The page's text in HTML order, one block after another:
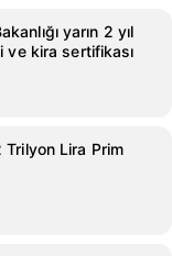
yarın 2 yıl
kira sertifikası
Lira Prim